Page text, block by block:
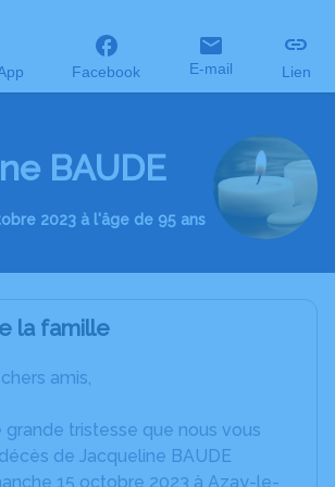
Facebook E-mail Lien
BAUDE
2023 à l'âge de 95 ans
la famille
amis,
grande tristesse que nous vous
de Jacqueline BAUDE
15 octobre 2023 à Azay-le-